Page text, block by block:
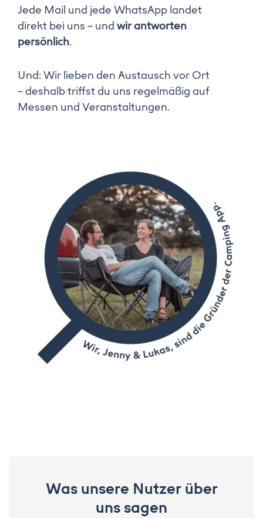
Jede Mail und jede WhatsApp landet
direkt bei uns – und wir antworten
persönlich.
Und: Wir lieben den Austausch vor Ort
– deshalb triffst du uns regelmäßig auf
Messen und Veranstaltungen.
Was unsere Nutzer über
uns sagen